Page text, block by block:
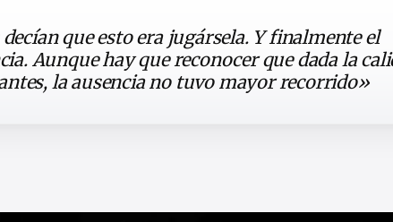
que esto era jugársela. Y finalmente el
Aunque hay que reconocer que dada la
la ausencia no tuvo mayor recorrido»